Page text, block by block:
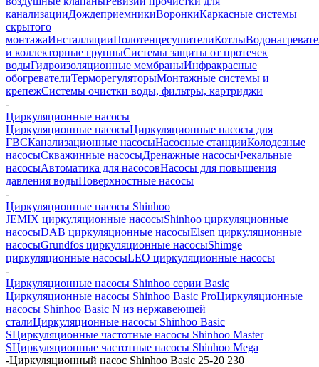
канализацииДождеприемникиВоронкиКаркасные системы
скрытого
монтажаИнсталляцииПолотенцесушителиКотлы
и коллекторные группыСистемы защиты от протечек
водыГидроизоляционные мембраныИнфракрасные
обогревателиТерморегуляторыМонтажные системы и
крепежСистемы очистки воды, фильтры, картриджи
-
Циркуляционные насосы
Циркуляционные насосыЦиркуляционные насосы для
ГВСКанализационные насосыНасосные станцииКолодезные
насосыСкважинные насосыДренажные насосыФекальные
насосыАвтоматика для насосовНасосы для повышения
давления водыПоверхностные насосы
-
Циркуляционные насосы Shinhoo
JEMIX циркуляционные насосыShinhoo циркуляционные
насосыDAB циркуляционные насосыElsen циркуляционные
насосыGrundfos циркуляционные насосыShimge
циркуляционные насосыLEO циркуляционные насосы
-
Циркуляционные насосы Shinhoo серии Basic
Циркуляционные насосы Shinhoo Basic ProЦиркуляционные
насосы Shinhoo Basic N из нержавеющей
сталиЦиркуляционные насосы Shinhoo Basic
SЦиркуляционные частотные насосы Shinhoo Master
SЦиркуляционные частотные насосы Shinhoo Mega
-Циркуляционный насос Shinhoo Basic 25-20 230